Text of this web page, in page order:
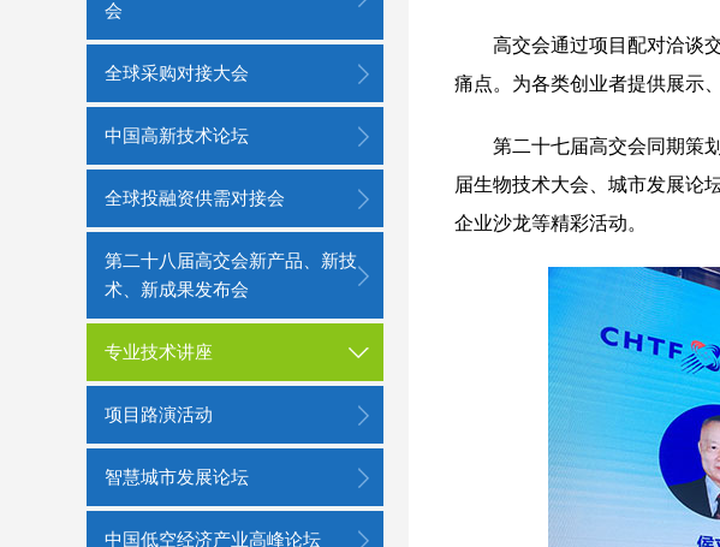
会
全球采购对接大会
中国高新技术论坛
全球投融资供需对接会
第二十八届高交会新产品、新技
术、新成果发布会
专业技术讲座
项目路演活动
智慧城市发展论坛
中国低空经济产业高峰论坛
高交会通过项目配对洽谈
痛点。为各类创业者提供展示
第二十七届高交会同期策
届生物技术大会、城市发展论
企业沙龙等精彩活动。